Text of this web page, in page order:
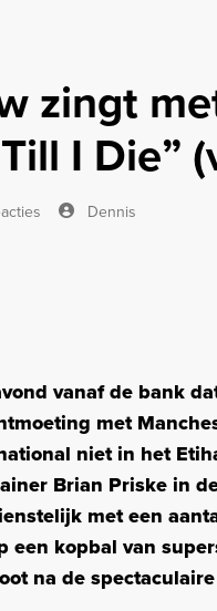
zingt
I Die”
Dennis
vanaf de bank
met
niet in het
Brian Priske in
met een
een kopbal van
na de